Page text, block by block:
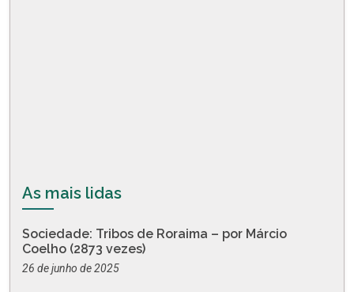
As mais lidas
Sociedade: Tribos de Roraima – por Márcio
Coelho (2873 vezes)
26 de junho de 2025